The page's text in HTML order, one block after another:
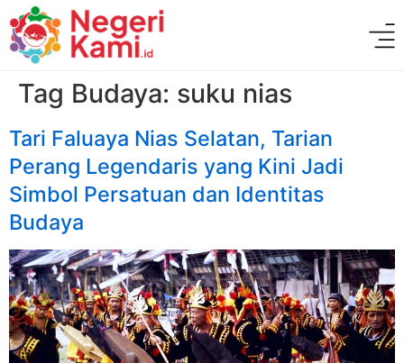
Tag Budaya: suku nias
Tari Faluaya Nias Selatan, Tarian
Perang Legendaris yang Kini Jadi
Simbol Persatuan dan Identitas
Budaya